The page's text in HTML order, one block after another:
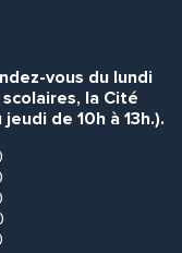
vous du lundi
la Cité
de 10h à 13h.).